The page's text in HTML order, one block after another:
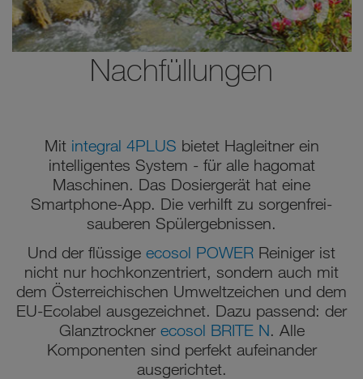
Nachfüllungen
Mit integral 4PLUS bietet Hagleitner ein
intelligentes System - für alle hagomat
Maschinen. Das Dosiergerät hat eine
Smartphone-App. Die verhilft zu sorgenfrei-
sauberen Spülergebnissen.
Und der flüssige ecosol POWER Reiniger ist
nicht nur hochkonzentriert, sondern auch mit
dem Österreichischen Umweltzeichen und dem
EU-Ecolabel ausgezeichnet. Dazu passend: der
Glanztrockner ecosol BRITE N . Alle
Komponenten sind perfekt aufeinander
ausgerichtet.